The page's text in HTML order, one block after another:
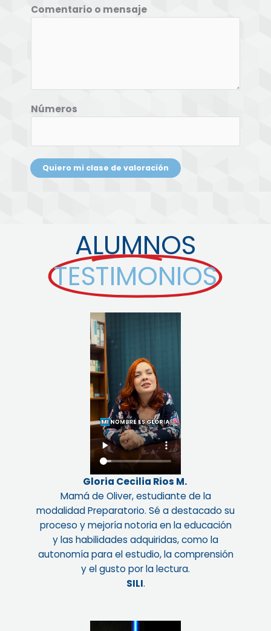
Comentario o mensaje
Números
Quiero mi clase de valoración
ALUMNOS
TESTIMONIOS
Gloria Cecilia Rios M.
Mamá de Oliver, estudiante de la
modalidad Preparatorio. Sé a destacado su
proceso y mejoría notoria en la educación
y las habilidades adquiridas, como la
autonomía para el estudio, la comprensión
y el gusto por la lectura.
SILI.